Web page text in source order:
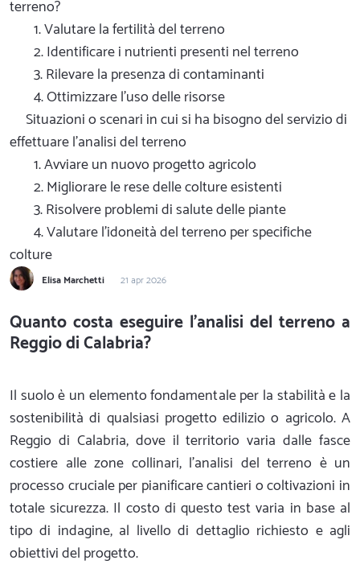
terreno?
1. Valutare la fertilità del terreno
2. Identificare i nutrienti presenti nel terreno
3. Rilevare la presenza di contaminanti
4. Ottimizzare l'uso delle risorse
Situazioni o scenari in cui si ha bisogno del servizio di
effettuare l'analisi del terreno
1. Avviare un nuovo progetto agricolo
2. Migliorare le rese delle colture esistenti
3. Risolvere problemi di salute delle piante
4. Valutare l'idoneità del terreno per specifiche
colture
Elisa Marchetti 21 apr 2026
Quanto costa eseguire l'analisi del terreno a
Reggio di Calabria?
Il suolo è un elemento fondamentale per la stabilità e la
sostenibilità di qualsiasi progetto edilizio o agricolo. A
Reggio di Calabria, dove il territorio varia dalle fasce
costiere alle zone collinari, l'analisi del terreno è un
processo cruciale per pianificare cantieri o coltivazioni in
totale sicurezza. Il costo di questo test varia in base al
tipo di indagine, al livello di dettaglio richiesto e agli
obiettivi del progetto.